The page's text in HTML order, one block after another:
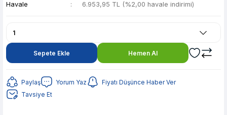
Havale
6.953,95 TL (%2,00 havale indirimi)
Sepete Ekle Hemen Al
Paylaş Yorum Yaz
Fiyatı Düşünce Haber Ver
Tavsiye Et